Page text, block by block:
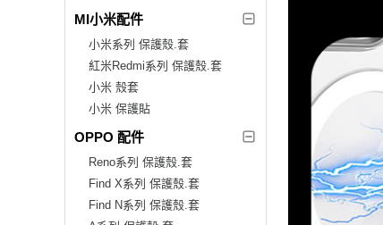
MI小米配件
小米系列 保護殼.套
紅米Redmi系列 保護殼.套
小米 殼套
小米 保護貼
OPPO 配件
Reno系列 保護殼.套
Find X系列 保護殼.套
Find N系列 保護殼.套